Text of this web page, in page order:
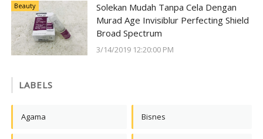
Beauty
Solekan Mudah Tanpa Cela Dengan
Murad Age Invisiblur Perfecting Shield
Broad Spectrum
3/14/2019 12:20:00 PM
LABELS
Agama Bisnes